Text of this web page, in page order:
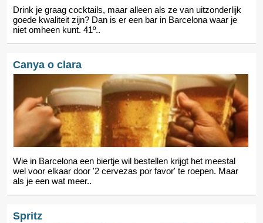
Drink je graag cocktails, maar alleen als ze van uitzonderlijk
goede kwaliteit zijn? Dan is er een bar in Barcelona waar je
niet omheen kunt. 41º..
Canya o clara
Wie in Barcelona een biertje wil bestellen krijgt het meestal
wel voor elkaar door '2 cervezas por favor' te roepen. Maar
als je een wat meer..
Spritz